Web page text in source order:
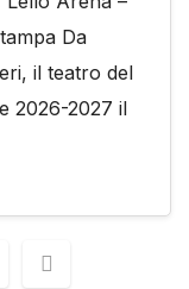
Da
il teatro del
2026-2027 il